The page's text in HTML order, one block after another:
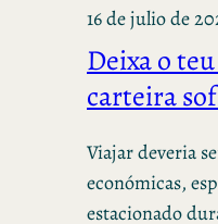
16 de julio de
Deixa o
carteira
Viajar deveria
económicas,
estacionado